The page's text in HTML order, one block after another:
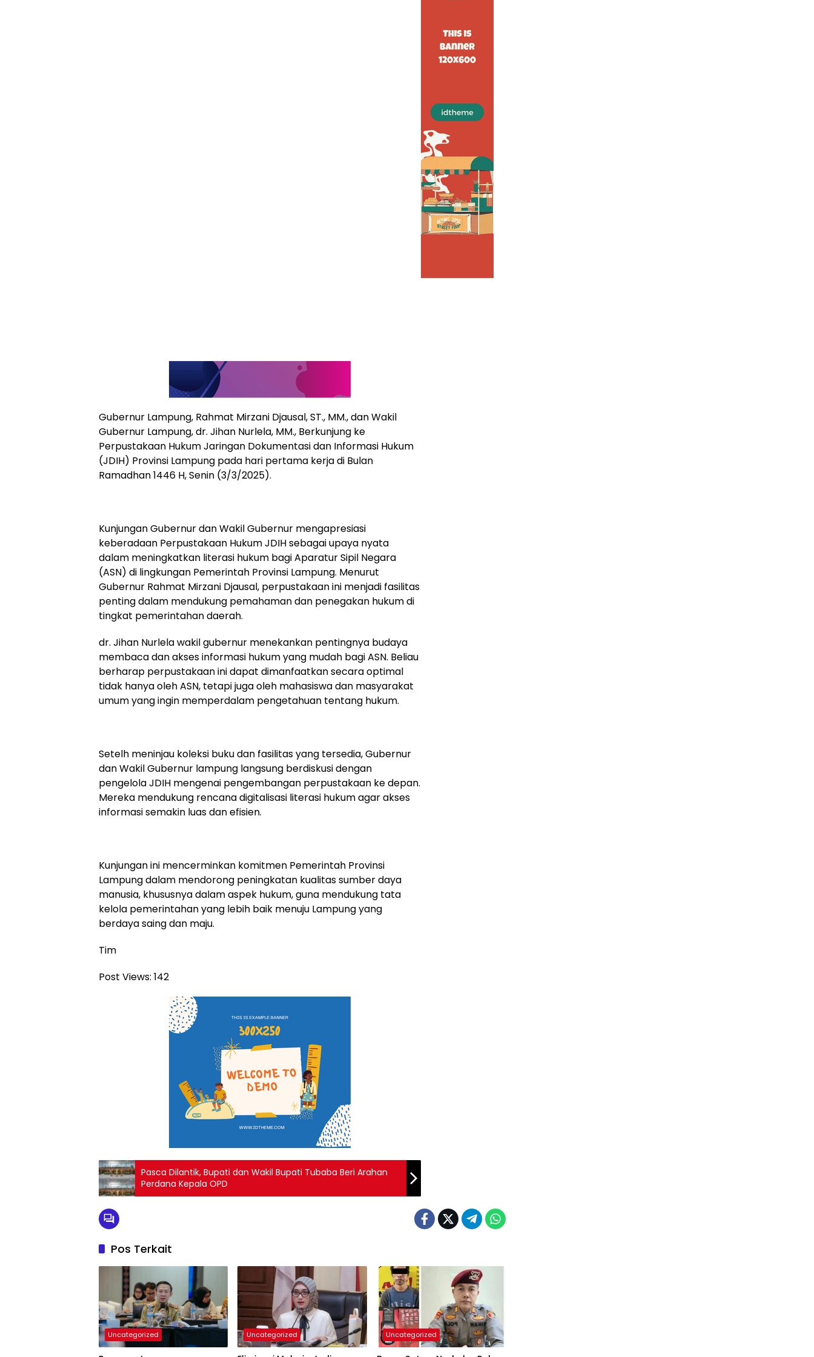
Gubernur Lampung, Rahmat Mirzani Djausal, ST., MM., dan Wakil
Gubernur Lampung, dr. Jihan Nurlela, MM., Berkunjung ke
Perpustakaan Hukum Jaringan Dokumentasi dan Informasi Hukum
(JDIH) Provinsi Lampung pada hari pertama kerja di Bulan
Ramadhan 1446 H, Senin (3/3/2025).
Kunjungan Gubernur dan Wakil Gubernur mengapresiasi
keberadaan Perpustakaan Hukum JDIH sebagai upaya nyata
dalam meningkatkan literasi hukum bagi Aparatur Sipil Negara
(ASN) di lingkungan Pemerintah Provinsi Lampung. Menurut
Gubernur Rahmat Mirzani Djausal, perpustakaan ini menjadi fasilitas
penting dalam mendukung pemahaman dan penegakan hukum di
tingkat pemerintahan daerah.
dr. Jihan Nurlela wakil gubernur menekankan pentingnya budaya
membaca dan akses informasi hukum yang mudah bagi ASN. Beliau
berharap perpustakaan ini dapat dimanfaatkan secara optimal
tidak hanya oleh ASN, tetapi juga oleh mahasiswa dan masyarakat
umum yang ingin memperdalam pengetahuan tentang hukum.
Setelh meninjau koleksi buku dan fasilitas yang tersedia, Gubernur
dan Wakil Gubernur lampung langsung berdiskusi dengan
pengelola JDIH mengenai pengembangan perpustakaan ke depan.
Mereka mendukung rencana digitalisasi literasi hukum agar akses
informasi semakin luas dan efisien.
Kunjungan ini mencerminkan komitmen Pemerintah Provinsi
Lampung dalam mendorong peningkatan kualitas sumber daya
manusia, khususnya dalam aspek hukum, guna mendukung tata
kelola pemerintahan yang lebih baik menuju Lampung yang
berdaya saing dan maju.
Tim
Post Views: 142
Pasca Dilantik, Bupati dan Wakil Bupati Tubaba Beri Arahan
Perdana Kepala OPD
Pos Terkait
Uncategorized Uncategorized Uncategorized